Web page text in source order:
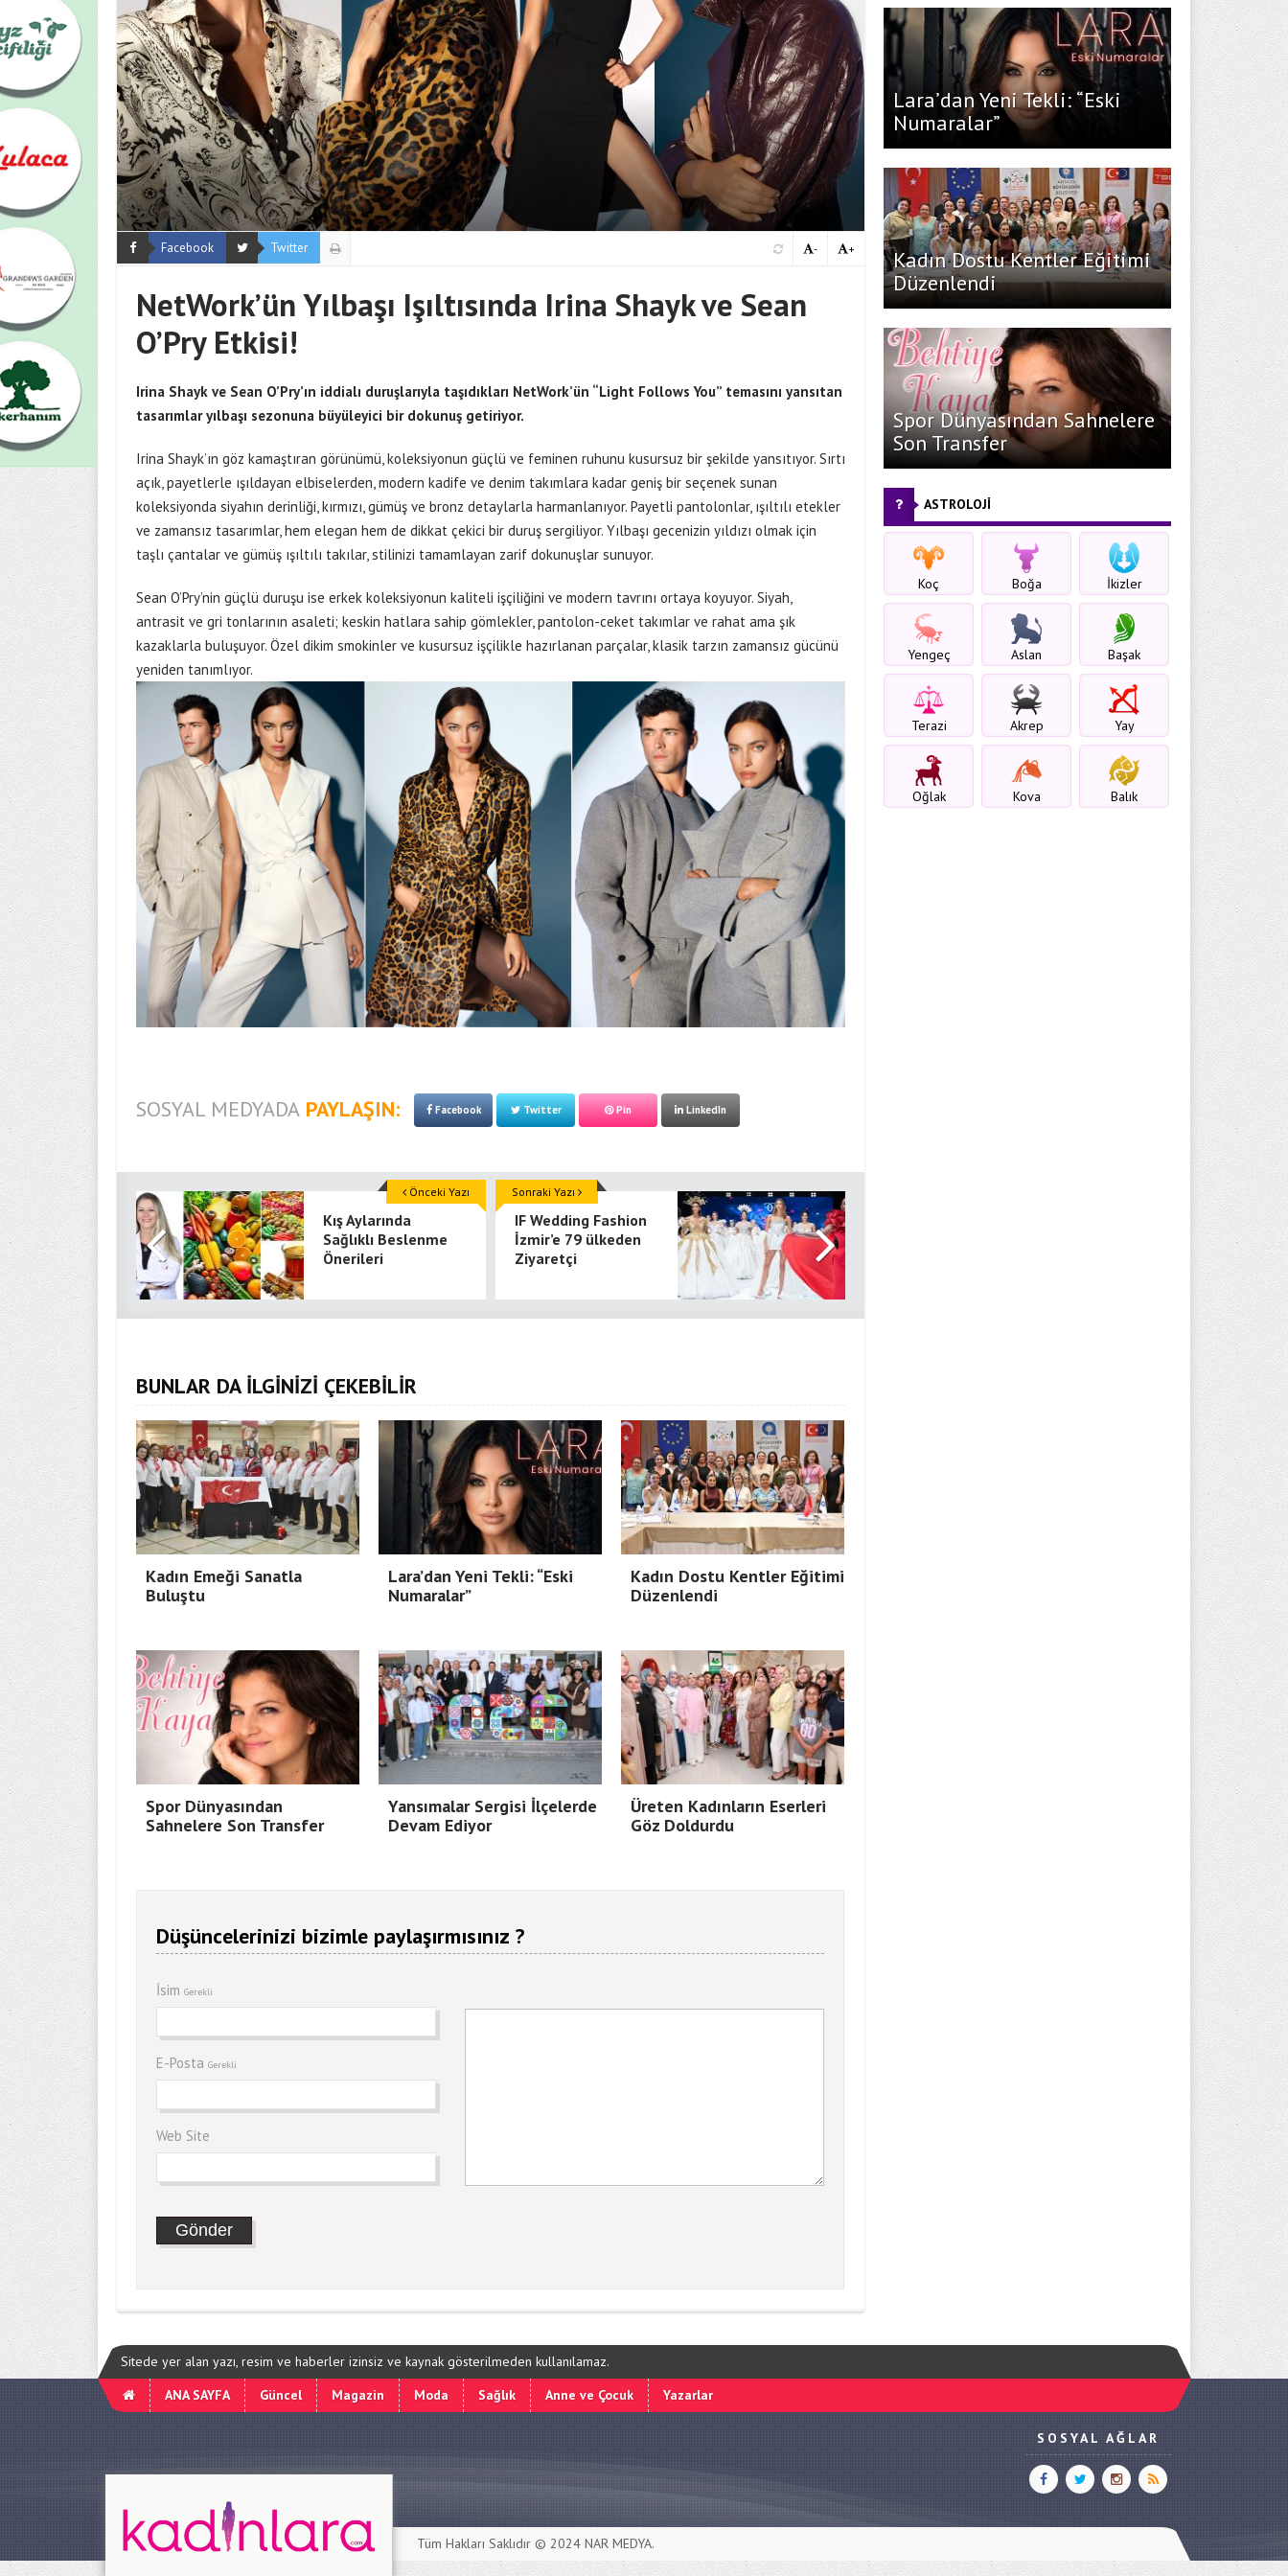
Facebook Twitter +
-
NetWork’ün Yılbaşı Işıltısında Irina Shayk ve Sean
O’Pry Etkisi!
Irina Shayk ve Sean O’Pry’ın iddialı duruşlarıyla taşıdıkları NetWork’ün “Light Follows You” temasını yansıtan
tasarımlar yılbaşı sezonuna büyüleyici bir dokunuş getiriyor.
Irina Shayk’ın göz kamaştıran görünümü, koleksiyonun güçlü ve feminen ruhunu kusursuz bir şekilde yansıtıyor. Sırtı
açık, payetlerle ışıldayan elbiselerden, modern kadife ve denim takımlara kadar geniş bir seçenek sunan
koleksiyonda siyahın derinliği, kırmızı, gümüş ve bronz detaylarla harmanlanıyor. Payetli pantolonlar, ışıltılı etekler
ve zamansız tasarımlar, hem elegan hem de dikkat çekici bir duruş sergiliyor. Yılbaşı gecenizin yıldızı olmak için
taşlı çantalar ve gümüş ışıltılı takılar, stilinizi tamamlayan zarif dokunuşlar sunuyor.
Sean O’Pry’nin güçlü duruşu ise erkek koleksiyonun kaliteli işçiliğini ve modern tavrını ortaya koyuyor. Siyah,
antrasit ve gri tonlarının asaleti; keskin hatlara sahip gömlekler, pantolon-ceket takımlar ve rahat ama şık
kazaklarla buluşuyor. Özel dikim smokinler ve kusursuz işçilikle hazırlanan parçalar, klasik tarzın zamansız gücünü
yeniden tanımlıyor.
SOSYAL MEDYADA PAYLAŞIN: Facebook Twitter Pin LinkedIn
Kış Aylarında
Sağlıklı Beslenme
Önerileri
Önceki Yazı
IF Wedding Fashion
İzmir’e 79 ülkeden
Ziyaretçi
Sonraki Yazı
BUNLAR DA İLGİNİZİ ÇEKEBİLİR
Kadın Emeği Sanatla
Buluştu
Lara’dan Yeni Tekli: “Eski
Numaralar”
Kadın Dostu Kentler Eğitimi
Düzenlendi
Spor Dünyasından
Sahnelere Son Transfer
Yansımalar Sergisi İlçelerde
Devam Ediyor
Üreten Kadınların Eserleri
Göz Doldurdu
Düşüncelerinizi bizimle paylaşırmısınız ?
İsim Gerekli
E-Posta Gerekli
Web Site
Lara’dan Yeni Tekli: “Eski
Numaralar”
Kadın Dostu Kentler Eğitimi
Düzenlendi
Spor Dünyasından Sahnelere
Son Transfer
ASTROLOJİ
Koç Boğa İkizler
Yengeç Aslan Başak
Terazi Akrep Yay
Oğlak Kova Balık
Sitede yer alan yazı, resim ve haberler izinsiz ve kaynak gösterilmeden kullanılamaz.
ANA SAYFA
Güncel Magazin Moda Sağlık Anne ve Çocuk Yazarlar
SOSYAL AĞLAR
Tüm Hakları Saklıdır © 2024 NAR MEDYA.